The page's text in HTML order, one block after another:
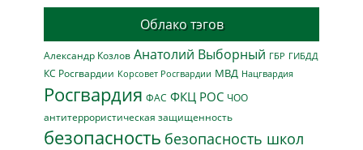
Облако тэгов
Александр Козлов Анатолий Выборный ГБР ГИБДД
КС Росгвардии Корсовет Росгвардии МВД Нацгвардия
Росгвардия ФАС ФКЦ РОС ЧОО
антитеррористическая защищенность
безопасность безопасность школ